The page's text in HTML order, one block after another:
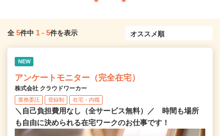
全 5件中 1 - 5件を表示
NEW
アンケートモニター（完全在宅）
株式会社 クラウドワーカー
業務委託 登録制 在宅・内職
＼自己負担費用なし（全サービス無料）／ 時間も場所
も自由に決められる在宅ワークのお仕事です！